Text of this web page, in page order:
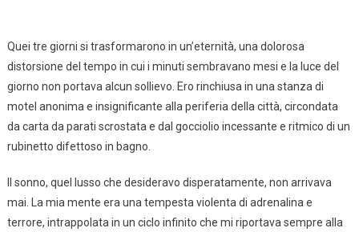
Quei tre giorni si trasformarono in un’eternità, una dolorosa
distorsione del tempo in cui i minuti sembravano mesi e la luce del
giorno non portava alcun sollievo. Ero rinchiusa in una stanza di
motel anonima e insignificante alla periferia della città, circondata
da carta da parati scrostata e dal gocciolio incessante e ritmico di un
rubinetto difettoso in bagno.
Il sonno, quel lusso che desideravo disperatamente, non arrivava
mai. La mia mente era una tempesta violenta di adrenalina e
terrore, intrappolata in un ciclo infinito che mi riportava sempre alla